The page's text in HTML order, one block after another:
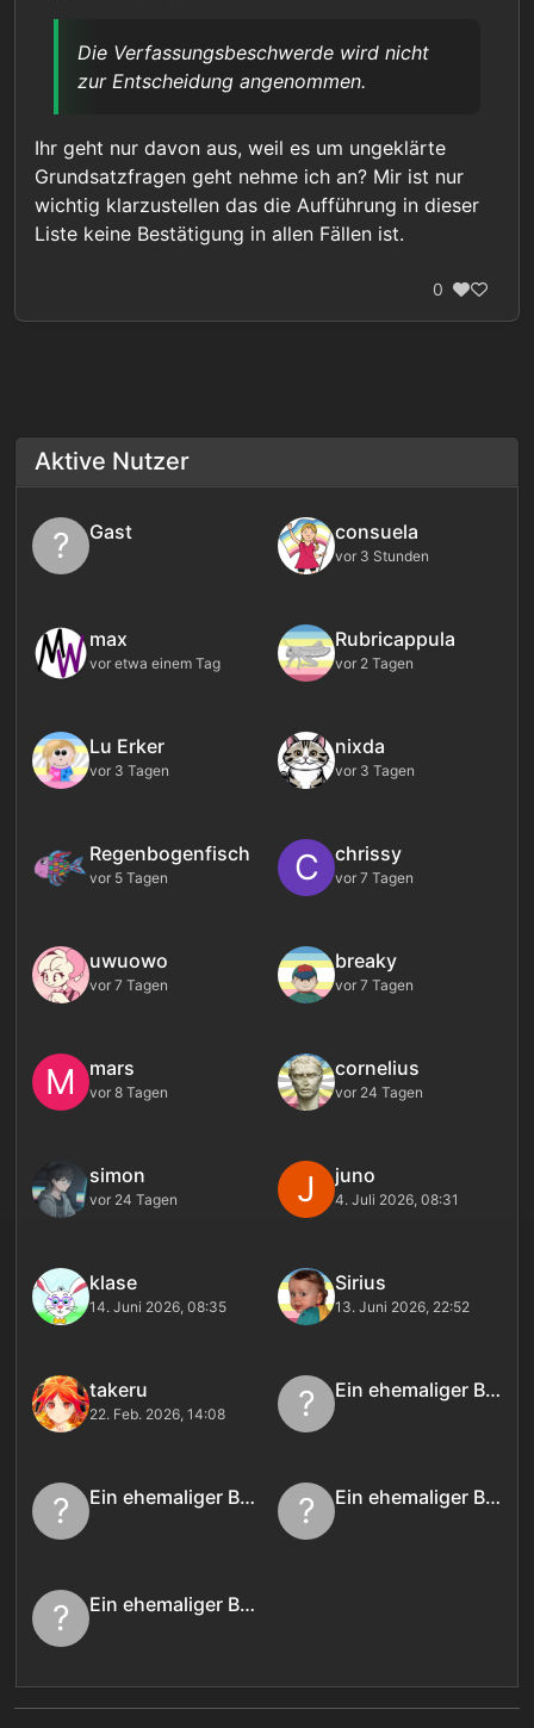
Die Verfassungsbeschwerde wird nicht
zur Entscheidung angenommen.
Ihr geht nur davon aus, weil es um ungeklärte
Grundsatzfragen geht nehme ich an? Mir ist nur
wichtig klarzustellen das die Aufführung in dieser
Liste keine Bestätigung in allen Fällen ist.
0
Aktive Nutzer
? Gast consuela
vor 3 Stunden
max
vor etwa einem Tag
Rubricappula
vor 2 Tagen
Lu Erker
vor 3 Tagen
nixda
vor 3 Tagen
Regenbogenfisch
vor 5 Tagen C chrissy
vor 7 Tagen
uwuowo
vor 7 Tagen
breaky
vor 7 Tagen
M mars
vor 8 Tagen
cornelius
vor 24 Tagen
simon
vor 24 Tagen J juno
4. Juli 2026, 08:31
klase
14. Juni 2026, 08:35
Sirius
13. Juni 2026, 22:52
takeru
22. Feb. 2026, 14:08 ? Ein ehemaliger Benutzer
? Ein ehemaliger Benutzer ? Ein ehemaliger Benutzer
? Ein ehemaliger Benutzer